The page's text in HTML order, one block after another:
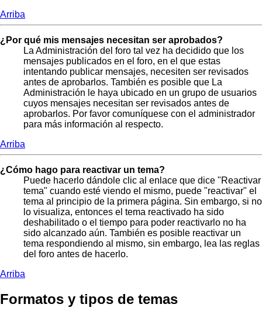
Arriba
¿Por qué mis mensajes necesitan ser aprobados?
La Administración del foro tal vez ha decidido que los
mensajes publicados en el foro, en el que estas
intentando publicar mensajes, necesiten ser revisados
antes de aprobarlos. También es posible que La
Administración le haya ubicado en un grupo de usuarios
cuyos mensajes necesitan ser revisados antes de
aprobarlos. Por favor comuníquese con el administrador
para más información al respecto.
Arriba
¿Cómo hago para reactivar un tema?
Puede hacerlo dándole clic al enlace que dice "Reactivar
tema" cuando esté viendo el mismo, puede "reactivar" el
tema al principio de la primera página. Sin embargo, si no
lo visualiza, entonces el tema reactivado ha sido
deshabilitado o el tiempo para poder reactivarlo no ha
sido alcanzado aún. También es posible reactivar un
tema respondiendo al mismo, sin embargo, lea las reglas
del foro antes de hacerlo.
Arriba
Formatos y tipos de temas